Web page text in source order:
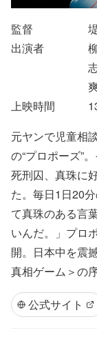
監督
出演者
上映時間
元ヤンで児童相
の“プロポーズ”
死刑囚、真珠に
た。毎日1日20
て真珠のある言
いんだ。」プロ
開。日本中を震
真相ゲーム＞の
公式サイト